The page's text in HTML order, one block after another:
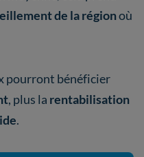
de la régionoù
pourront bénéficier
, plus la rentabilisation
.